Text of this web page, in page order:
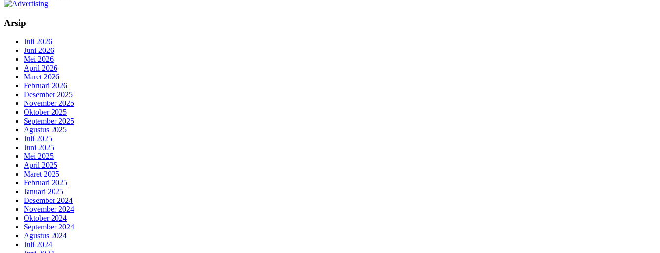
Arsip
Juli 2026
Juni 2026
Mei 2026
April 2026
Maret 2026
Februari 2026
Desember 2025
November 2025
Oktober 2025
September 2025
Agustus 2025
Juli 2025
Juni 2025
Mei 2025
April 2025
Maret 2025
Februari 2025
Januari 2025
Desember 2024
November 2024
Oktober 2024
September 2024
Agustus 2024
Juli 2024